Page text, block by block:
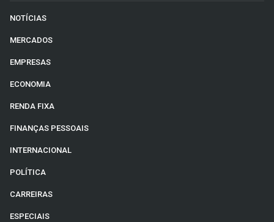
NOTÍCIAS
MERCADOS
EMPRESAS
ECONOMIA
RENDA FIXA
FINANÇAS PESSOAIS
INTERNACIONAL
POLÍTICA
CARREIRAS
ESPECIAIS